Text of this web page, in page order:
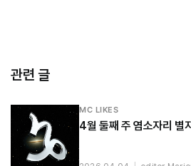
관련 글
MC LIKES
4월 둘째 주 염소자리 별